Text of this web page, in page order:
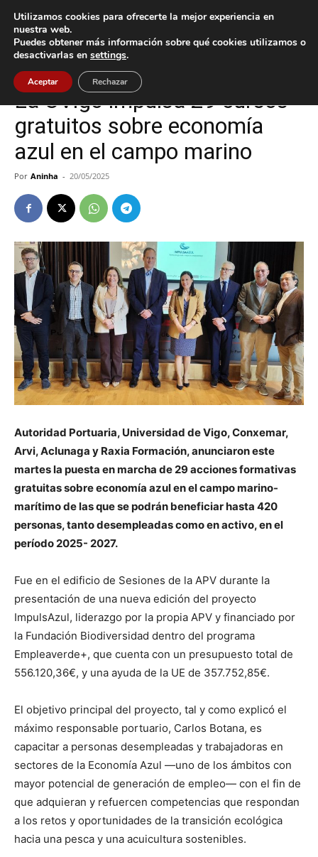
Inicio Cultura / Ocio
Cultura / Ocio Vigo
La UVigo impulsa 29 cursos
gratuitos sobre economía
azul en el campo marino
Por Aninha - 20/05/2025
Autoridad Portuaria, Universidad de Vigo, Conxemar,
Arvi, Aclunaga y Raxia Formación, anunciaron este
martes la puesta en marcha de 29 acciones formativas
gratuitas sobre economía azul en el campo marino-
marítimo de las que se podrán beneficiar hasta 420
personas, tanto desempleadas como en activo, en el
período 2025- 2027.
Fue en el edificio de Sesiones de la APV durante la
presentación de una nueva edición del proyecto
ImpulsAzul, liderazgo por la propia APV y financiado por
la Fundación Biodiversidad dentro del programa
Empleaverde+, que cuenta con un presupuesto total de
556.120,36€, y una ayuda de la UE de 357.752,85€.
El objetivo principal del proyecto, tal y como explicó el
máximo responsable portuario, Carlos Botana, es
capacitar a personas desempleadas y trabajadoras en
sectores de la Economía Azul —uno de los ámbitos con
mayor potencial de generación de empleo— con el fin de
que adquieran y refuercen competencias que respondan
a los retos y oportunidades de la transición ecológica
hacia una pesca y una acuicultura sostenibles.
Utilizamos cookies para ofrecerte la mejor experiencia en
nuestra web.
Puedes obtener más información sobre qué cookies utilizamos o
desactivarlas en settings.
Aceptar Rechazar